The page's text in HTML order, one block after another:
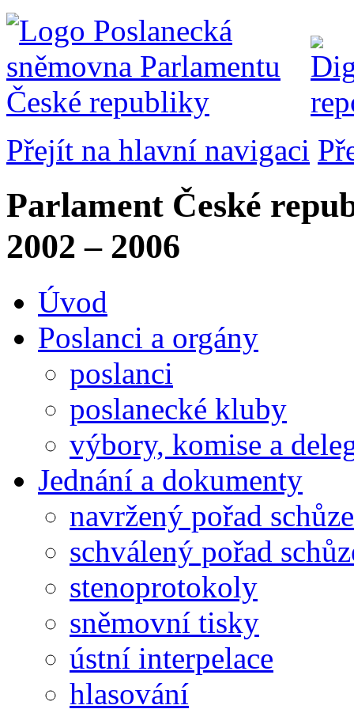
Přejít na hlavní navigaci
Parlament České
2002 – 2006
Úvod
Poslanci a orgány
poslanci
poslanecké kluby
výbory, komise a
Jednání a dokumenty
navržený pořad schůze
schválený pořad
stenoprotokoly
sněmovní tisky
ústní interpelace
hlasování